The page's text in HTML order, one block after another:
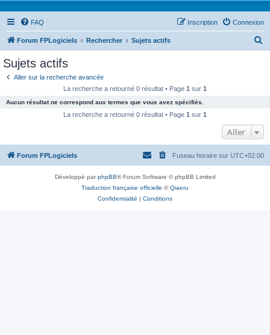
FAQ Connexion
Inscription
Forum FPLogiciels Rechercher Sujets actifs
c
e
Sujets actifs
Aller sur la recherche avancée
La recherche a retourné 0 résultat • Page 1 sur 1
Aucun résultat ne correspond aux termes que vous avez spécifiés.
La recherche a retourné 0 résultat • Page 1 sur 1
Aller
Forum FPLogiciels Fuseau horaire sur UTC+02:00
Développé parphpBB® Forum Software © phpBB Limited
Traduction française officielle ©Qiaeru
Confidentialité | Conditions